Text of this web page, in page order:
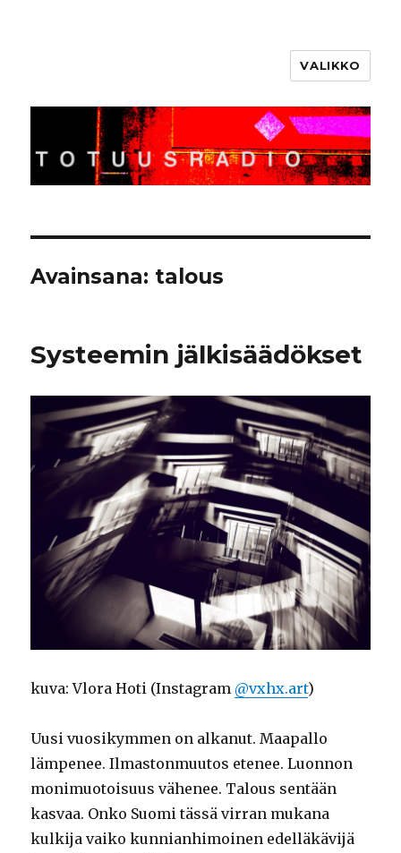
VALIKKO
Avainsana: talous
Systeemin jälkisäädökset
kuva: Vlora Hoti (Instagram @vxhx.art)
Uusi vuosikymmen on alkanut. Maapallo
lämpenee. Ilmastonmuutos etenee. Luonnon
monimuotoisuus vähenee. Talous sentään
kasvaa. Onko Suomi tässä virran mukana
kulkija vaiko kunnianhimoinen edelläkävijä